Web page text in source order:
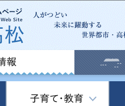
この